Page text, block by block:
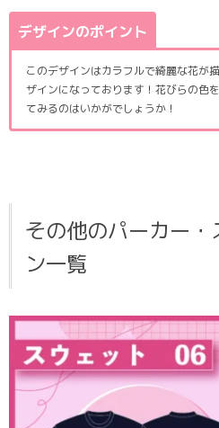
デザインのポイント
このデザインはカラフルで綺麗な花が
ザインになっております！花びらの色
てみるのはいかがでしょうか！
その他のパーカー
ン一覧